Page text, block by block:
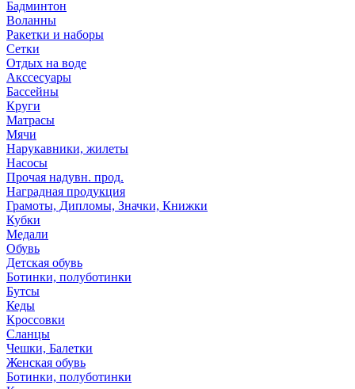
Бадминтон
Воланны
Ракетки и наборы
Сетки
Отдых на воде
Акссесуары
Бассейны
Круги
Матрасы
Мячи
Нарукавники, жилеты
Насосы
Прочая надувн. прод.
Наградная продукция
Грамоты, Дипломы, Значки, Книжки
Кубки
Медали
Обувь
Детская обувь
Ботинки, полуботинки
Бутсы
Кеды
Кроссовки
Сланцы
Чешки, Балетки
Женская обувь
Ботинки, полуботинки